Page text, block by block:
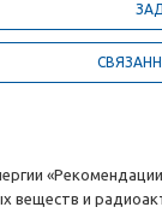
веществ и